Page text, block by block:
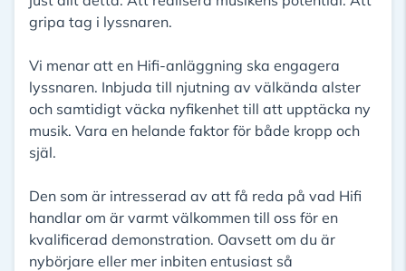
gripa tag i lyssnaren.
Vi menar att en Hifi-anläggning ska engagera
lyssnaren. Inbjuda till njutning av välkända alster
och samtidigt väcka nyfikenhet till att upptäcka ny
musik. Vara en helande faktor för både kropp och
själ.
Den som är intresserad av att få reda på vad Hifi
handlar om är varmt välkommen till oss för en
kvalificerad demonstration. Oavsett om du är
nybörjare eller mer inbiten entusiast så